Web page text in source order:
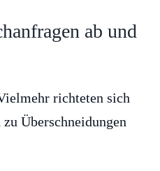
ab und
richteten sich
Überschneidungen